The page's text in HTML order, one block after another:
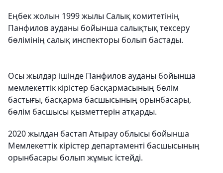
Еңбек жолын 1999 жылы Салық комитетінің
Панфилов ауданы бойынша салықтық тексеру
бөлімінің салық инспекторы болып бастады.
Осы жылдар ішінде Панфилов ауданы бойынша
мемлекеттік кірістер басқармасының бөлім
бастығы, басқарма басшысының орынбасары,
бөлім басшысы қызметтерін атқарды.
2020 жылдан бастап Атырау облысы бойынша
Мемлекеттік кірістер департаменті басшысының
орынбасары болып жұмыс істейді.